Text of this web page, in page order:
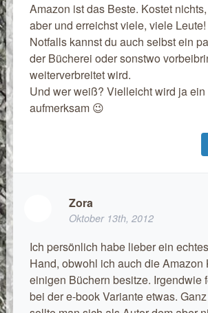
Amazon ist das Beste. Kostet
aber und erreichst viele, viele Leute!
Notfalls kannst du auch selbst ein
der Bücherei oder sonstwo
weiterverbreitet wird.
Und wer weiß? Vielleicht wird ja ein
aufmerksam 😉
Zora
Oktober 13th, 2012
Ich persönlich habe lieber ein
Hand, obwohl ich auch die Amazon
einigen Büchern besitze. Irgendwie
bei der e-book Variante etwas.